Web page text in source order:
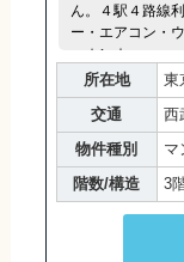
ん。４駅４路線
ー・エアコン・
ーホン☆
所在地
東
交通
西
物件種別
マ
階数/構造
3